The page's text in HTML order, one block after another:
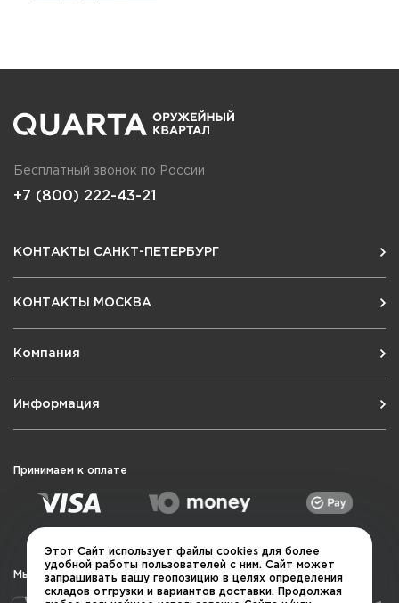
Бесплатный звонок по России
+7 (800) 222-43-21
КОНТАКТЫ САНКТ-ПЕТЕРБУРГ
КОНТАКТЫ МОСКВА
Компания
Информация
Принимаем к оплате
Мы в социальных сетях
Этот Сайт использует файлы cookies для более
удобной работы пользователей с ним. Сайт может
запрашивать вашу геопозицию в целях определения
складов отгрузки и вариантов доставки. Продолжая